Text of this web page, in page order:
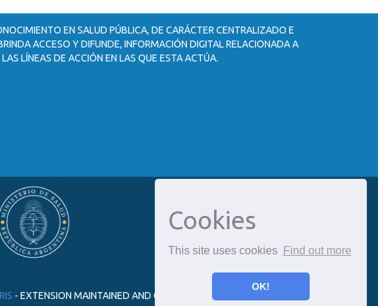
Cookies
This site uses cookies Find out more
OK!
EN SALUD PÚBLICA, DE CARÁCTER CENTRALIZADO E
ACCESO Y DIFUNDE, INFORMACIÓN DIGITAL RELACIONADA A
LÍNEAS DE ACCIÓN EN LAS QUE ESTA ACTÚA.
- EXTENSION MAINTAINED AND OPTIMIZED BY